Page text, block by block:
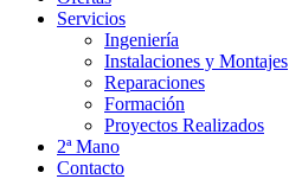
Servicios
Ingeniería
Instalaciones y Montajes
Reparaciones
Formación
Proyectos Realizados
2ª Mano
Contacto